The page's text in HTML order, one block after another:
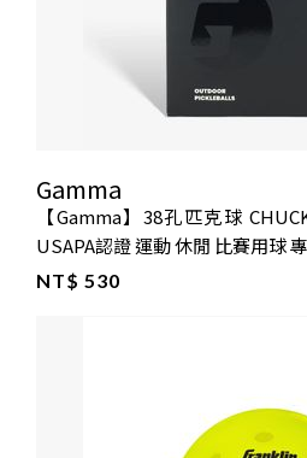
Gamma
【Gamma】38孔匹克球
USAPA認證 運動 休閒 比賽用球
NT$ 530